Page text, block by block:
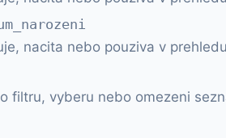
nacita nebo pouziva v
filtru, vyberu nebo omezeni